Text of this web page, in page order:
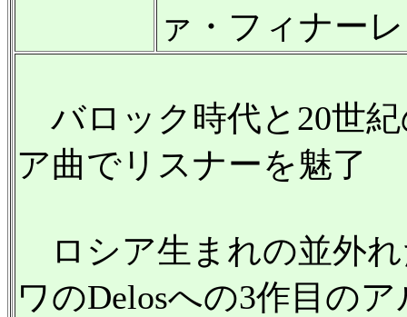
ァ・フィナー
バロック時代と20世
ア曲でリスナーを魅了
ロシア生まれの並外
ワのDelosへの3作目の